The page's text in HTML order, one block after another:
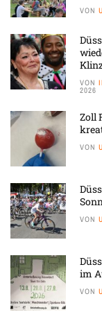
VON
VON
2026
Zoll
VON
VON
im
VON